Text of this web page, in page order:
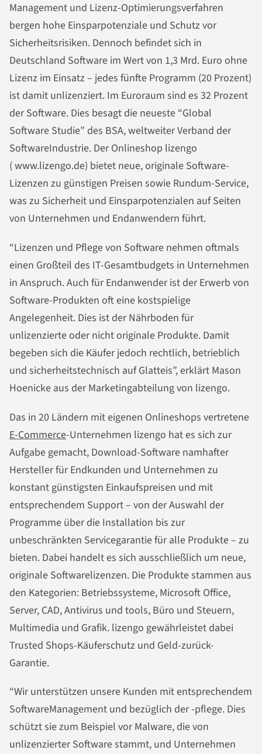
Management und Lizenz-Optimierungsverfahren
bergen hohe Einsparpotenziale und Schutz vor
Sicherheitsrisiken. Dennoch befindet sich in
Deutschland Software im Wert von 1,3 Mrd. Euro ohne
Lizenz im Einsatz – jedes fünfte Programm (20 Prozent)
ist damit unlizenziert. Im Euroraum sind es 32 Prozent
der Software. Dies besagt die neueste “Global
Software Studie” des BSA, weltweiter Verband der
SoftwareIndustrie. Der Onlineshop lizengo
( www.lizengo.de) bietet neue, originale Software-
Lizenzen zu günstigen Preisen sowie Rundum-Service,
was zu Sicherheit und Einsparpotenzialen auf Seiten
von Unternehmen und Endanwendern führt.
“Lizenzen und Pflege von Software nehmen oftmals
einen Großteil des IT-Gesamtbudgets in Unternehmen
in Anspruch. Auch für Endanwender ist der Erwerb von
Software-Produkten oft eine kostspielige
Angelegenheit. Dies ist der Nährboden für
unlizenzierte oder nicht originale Produkte. Damit
begeben sich die Käufer jedoch rechtlich, betrieblich
und sicherheitstechnisch auf Glatteis”, erklärt Mason
Hoenicke aus der Marketingabteilung von lizengo.
Das in 20 Ländern mit eigenen Onlineshops vertretene
E-Commerce-Unternehmen lizengo hat es sich zur
Aufgabe gemacht, Download-Software namhafter
Hersteller für Endkunden und Unternehmen zu
konstant günstigsten Einkaufspreisen und mit
entsprechendem Support – von der Auswahl der
Programme über die Installation bis zur
unbeschränkten Servicegarantie für alle Produkte – zu
bieten. Dabei handelt es sich ausschließlich um neue,
originale Softwarelizenzen. Die Produkte stammen aus
den Kategorien: Betriebssysteme, Microsoft Office,
Server, CAD, Antivirus und tools, Büro und Steuern,
Multimedia und Grafik. lizengo gewährleistet dabei
Trusted Shops-Käuferschutz und Geld-zurück-
Garantie.
“Wir unterstützen unsere Kunden mit entsprechendem
SoftwareManagement und bezüglich der -pflege. Dies
schützt sie zum Beispiel vor Malware, die von
unlizenzierter Software stammt, und Unternehmen